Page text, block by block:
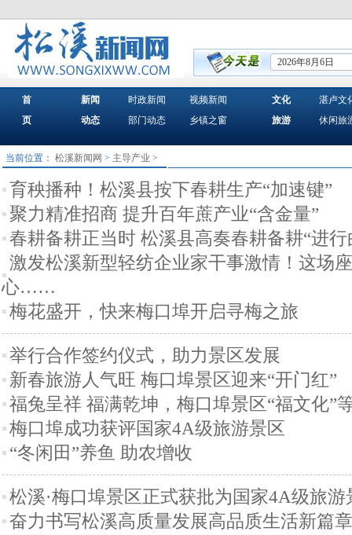
2026年8月6日
首
页
新闻
动态
时政新闻
部门动态
视频新闻
乡镇之窗
文化
旅游
湛卢文
休闲旅
当前位置：松溪新闻网 > 主导产业 >
育秧播种！松溪县按下春耕生产“加速键”
聚力精准招商 提升百年蔗产业“含金量”
春耕备耕正当时 松溪县高奏春耕备耕“进行
激发松溪新型轻纺企业家干事激情！这场
心……
梅花盛开，快来梅口埠开启寻梅之旅
举行合作签约仪式，助力景区发展
新春旅游人气旺 梅口埠景区迎来“开门红”
福兔呈祥 福满乾坤，梅口埠景区“福文化”
梅口埠成功获评国家4A级旅游景区
“冬闲田”养鱼 助农增收
松溪·梅口埠景区正式获批为国家4A级旅游
奋力书写松溪高质量发展高品质生活新篇